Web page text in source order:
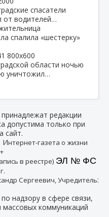
спасатели
от водителей…
спалила «шестерку»
области ночью
уничтожил…
редакции
допустима только при
сайт.
Интернет-газета о жизни
в реестре) ЭЛ № ФС
Сергеевич, Учредитель:
надзору в сфере связи,
коммуникаций